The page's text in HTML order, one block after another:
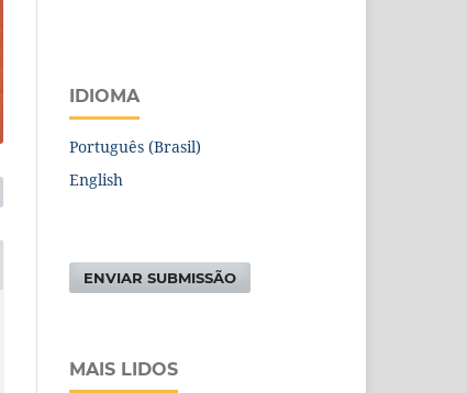
IDIOMA
Português (Brasil)
English
ENVIAR SUBMISSÃO
MAIS LIDOS